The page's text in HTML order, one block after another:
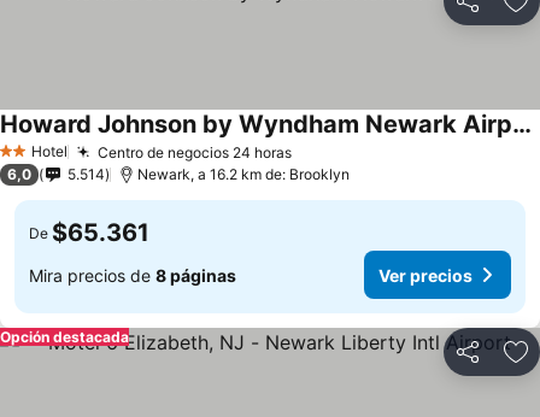
Compartir
2 Estrellas
Hotel Centro de negocios 24 horas
Howard Johnson by Wyndham Newark Airport
6,0 5.514 Newark, a 16.2 km de: Brooklyn
De $65.361
Mira precios de 8 páginas Ver precios
Compartir
Opción destacada